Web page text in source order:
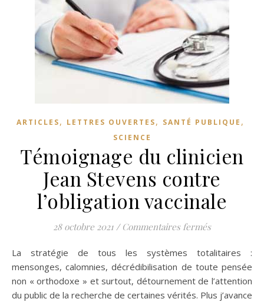
ARTICLES, LETTRES OUVERTES, SANTÉ PUBLIQUE ,
SCIENCE
Témoignage du clinicien
Jean Stevens contre
l’obligation vaccinale
28 octobre 2021 / Commentaires ferméssur
La stratégie de tous les systèmes totalitaires :
mensonges, calomnies, décrédibilisation de toute pensée
non « orthodoxe » et surtout, détournement de l’attention
du public de la recherche de certaines vérités. Plus j’avance